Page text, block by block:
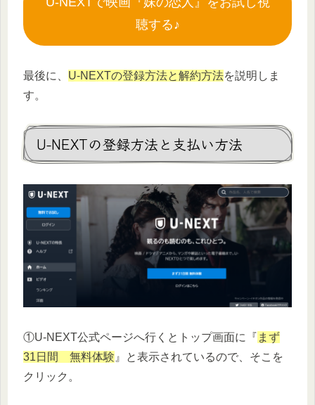
聴する♪
最後に、 U-NEXTの登録方法と解約方法を説明しま
す。
U-NEXTの登録方法と支払い方法
①U-NEXT公式ページへ行くとトップ画面に『 まず
31日間 無料体験 』と表示されているので、そこを
クリック。